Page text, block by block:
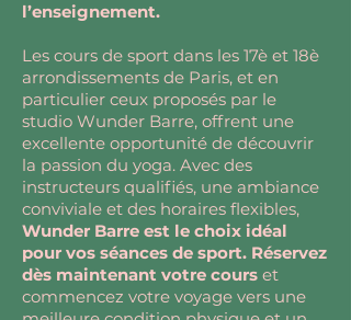
l’enseignement.
Les cours de sport dans les 17è et 18è
arrondissements de Paris, et en
particulier ceux proposés par le
studio Wunder Barre, offrent une
excellente opportunité de découvrir
la passion du yoga. Avec des
instructeurs qualifiés, une ambiance
conviviale et des horaires flexibles,
Wunder Barre est le choix idéal
pour vos séances de sport. Réservez
dès maintenant votre cours et
commencez votre voyage vers une